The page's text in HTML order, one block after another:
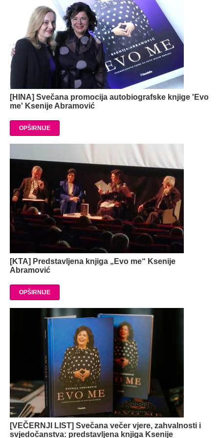
[HINA] Svečana promocija autobiografske knjige 'Evo
me' Ksenije Abramović
OPŠIRNIJE
[KTA] Predstavljena knjiga „Evo me“ Ksenije
Abramović
OPŠIRNIJE
[VEČERNJI LIST] Svečana večer vjere, zahvalnosti i
svjedočanstva: predstavljena knjiga Ksenije